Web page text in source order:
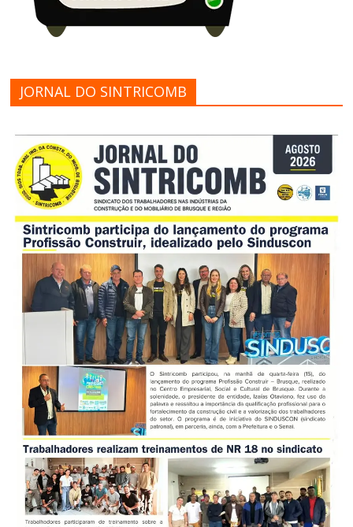
JORNAL DO SINTRICOMB